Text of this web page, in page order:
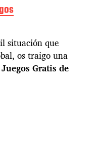
situación que
os traigo una
Gratis de